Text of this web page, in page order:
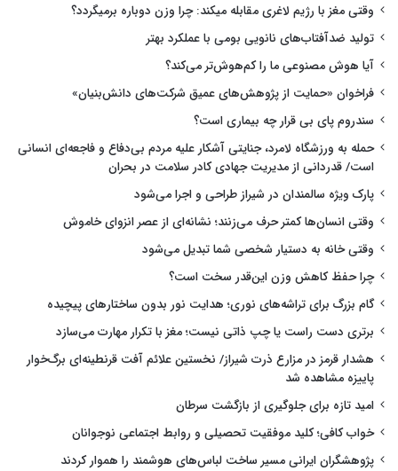
وقتی مغز با رژیم لاغری مقابله میکند: چرا وزن دوباره برمیگردد؟
تولید ضدآفتاب‌های نانویی بومی با عملکرد بهتر
آیا هوش مصنوعی ما را کم‌هوش‌تر می‌کند؟
فراخوان «حمایت از پژوهش‌های عمیق شرکت‌های دانش‌بنیان»
سندروم پای بی قرار چه بیماری است؟
حمله به ورزشگاه لامرد، جنایتی آشکار علیه مردم بی‌دفاع و فاجعه‌ای انسانی
است/ قدردانی از مدیریت جهادی کادر سلامت در بحران
پارک ویژه سالمندان در شیراز طراحی و اجرا می‌شود
وقتی انسان‌ها کمتر حرف می‌زنند؛ نشانه‌ای از عصر انزوای خاموش
وقتی خانه به دستیار شخصی شما تبدیل می‌شود
چرا حفظ کاهش وزن این‌قدر سخت است؟
گام بزرگ برای تراشه‌های نوری؛ هدایت نور بدون ساختارهای پیچیده
برتری دست راست یا چپ ذاتی نیست؛ مغز با تکرار مهارت می‌سازد
هشدار قرمز در مزارع ذرت شیراز/ نخستین علائم آفت قرنطینه‌ای برگ‌خوار
پاییزه مشاهده شد
امید تازه برای جلوگیری از بازگشت سرطان
خواب کافی؛ کلید موفقیت تحصیلی و روابط اجتماعی نوجوانان
پژوهشگران ایرانی مسیر ساخت لباس‌های هوشمند را هموار کردند